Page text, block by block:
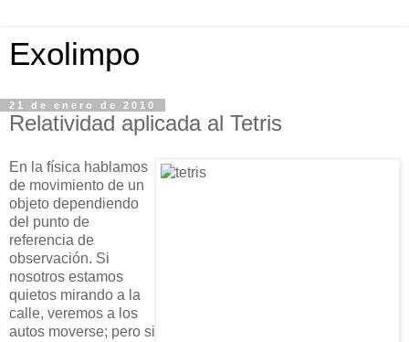
Exolimpo
21 de enero de 2010
Relatividad aplicada al Tetris
En la física hablamos
de movimiento de un
objeto dependiendo
del punto de
referencia de
observación. Si
nosotros estamos
quietos mirando a la
calle, veremos a los
autos moverse; pero si